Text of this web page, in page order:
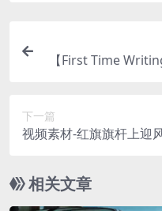
【First Time
下一篇
视频素材-红旗旗杆上迎
相关文章